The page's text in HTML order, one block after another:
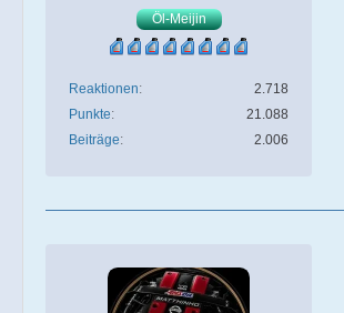
Öl-Meijin
Reaktionen
2.718
Punkte
21.088
Beiträge
2.006